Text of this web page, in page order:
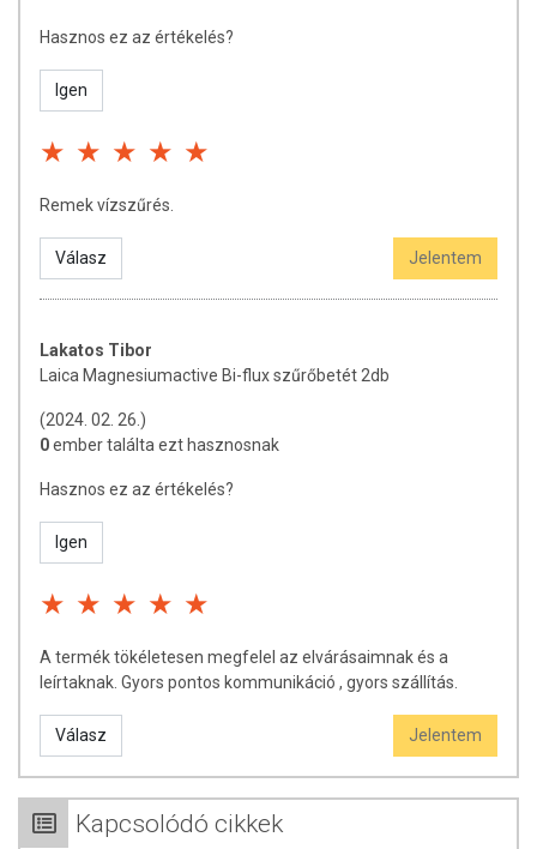
Hasznos ez az értékelés?
Igen
Remek vízszűrés.
Válasz Jelentem
Lakatos Tibor
Laica Magnesiumactive Bi-flux szűrőbetét 2db
(2024. 02. 26.)
0ember találta ezt hasznosnak
Hasznos ez az értékelés?
Igen
A termék tökéletesen megfelel az elvárásaimnak és a
leírtaknak. Gyors pontos kommunikáció , gyors szállítás.
Válasz Jelentem
Kapcsolódó cikkek